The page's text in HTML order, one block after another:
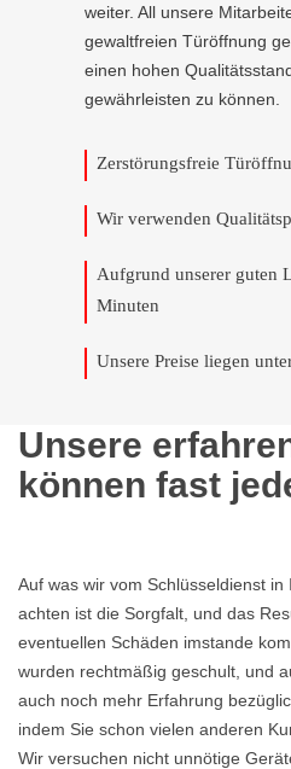
weiter. All unsere
gewaltfreien Türöffnung
einen hohen
gewährleisten zu können.
Zerstörungsfreie
Wir verwenden
Aufgrund unserer guten
Minuten
Unsere Preise liegen
Unsere
können fast
Auf was wir vom Schlüsseldienst
achten ist die Sorgfalt, und das
eventuellen Schäden imstande
wurden rechtmäßig geschult, und
auch noch mehr Erfahrung
indem Sie schon vielen anderen
Wir versuchen nicht unnötige